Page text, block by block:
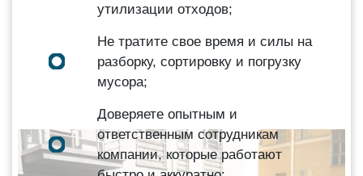
утилизации отходов;
Не тратите свое время и силы на
разборку, сортировку и погрузку
мусора;
Доверяете опытным и
ответственным сотрудникам
компании, которые работают